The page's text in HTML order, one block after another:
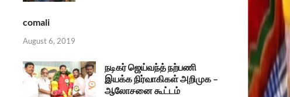
comali
August 6, 2019
நடிகர் ஜெய்வந்த் நற்பணி
இயக்க நிர்வாகிகள் அறிமுக –
ஆலோசனை கூட்டம்